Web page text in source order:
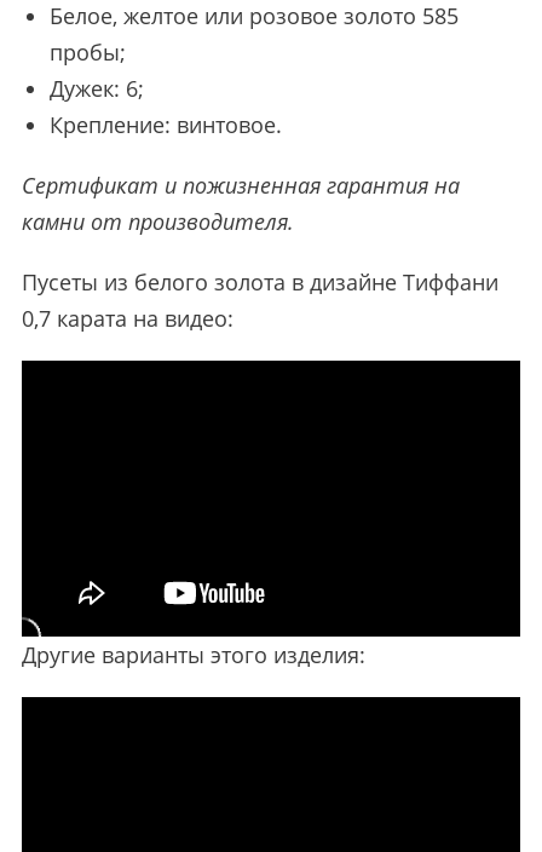
Белое, желтое или розовое золото 585
пробы;
Дужек: 6;
Крепление: винтовое.
Сертификат и пожизненная гарантия на
камни от производителя.
Пусеты из белого золота в дизайне Тиффани
0,7 карата на видео:
Другие варианты этого изделия: